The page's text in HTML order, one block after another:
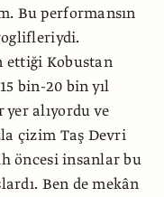
Bu performansın
ettiği Kobustan
bin-20 bin yıl
alıyordu ve
çizim Taş Devri
öncesi insanlar bu
Ben de mekân